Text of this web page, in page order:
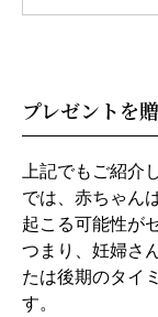
プレゼントを
上記でもご紹介
では、赤ちゃん
起こる可能性が
つまり、妊婦さ
たは後期のタイ
す。